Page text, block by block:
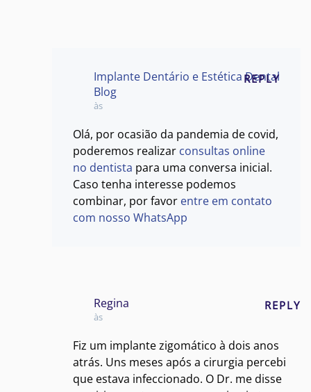
Implante Dentário e Estética Dental
Blog
às
REPLY
Olá, por ocasião da pandemia de covid,
poderemos realizar consultas online
no dentista para uma conversa inicial.
Caso tenha interesse podemos
combinar, por favor entre em contato
com nosso WhatsApp
Regina
às
REPLY
Fiz um implante zigomático à dois anos
atrás. Uns meses após a cirurgia percebi
que estava infeccionado. O Dr. me disse